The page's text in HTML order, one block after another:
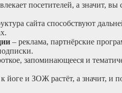
посетителей, а значит, вы
сайта способствуют
– реклама, партнёрские
запоминающееся и
йоге и ЗОЖ растёт, а значит, и